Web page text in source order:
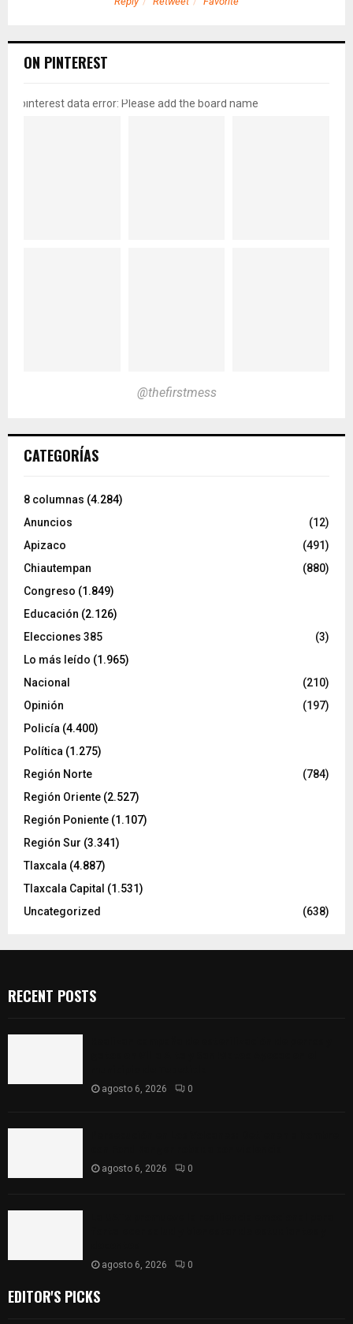
ON PINTEREST
pinterest data error: Please add the board name
@thefirstmess
CATEGORÍAS
8 columnas (4.284)
Anuncios
(12)
Apizaco
(491)
Chiautempan
(880)
Congreso (1.849)
Educación (2.126)
Elecciones 385
(3)
Lo más leído (1.965)
Nacional
(210)
Opinión
(197)
Policía (4.400)
Política (1.275)
Región Norte
(784)
Región Oriente (2.527)
Región Poniente (1.107)
Región Sur (3.341)
Tlaxcala (4.887)
Tlaxcala Capital (1.531)
Uncategorized
(638)
RECENT POSTS
agosto 6, 2026 0
agosto 6, 2026 0
agosto 6, 2026 0
EDITOR'S PICKS